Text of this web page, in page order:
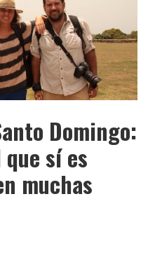
Domingo:
sí es
muchas